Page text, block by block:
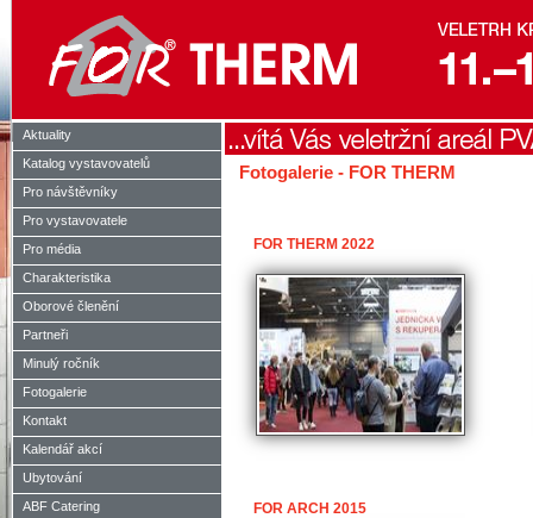
Aktuality
Katalog vystavovatelů
Pro návštěvníky
Pro vystavovatele
Pro média
Charakteristika
Oborové členění
Partneři
Minulý ročník
Fotogalerie
Kontakt
Kalendář akcí
Ubytování
ABF Catering
Fotogalerie - FOR THERM
FOR THERM 2022
FOR ARCH 2015